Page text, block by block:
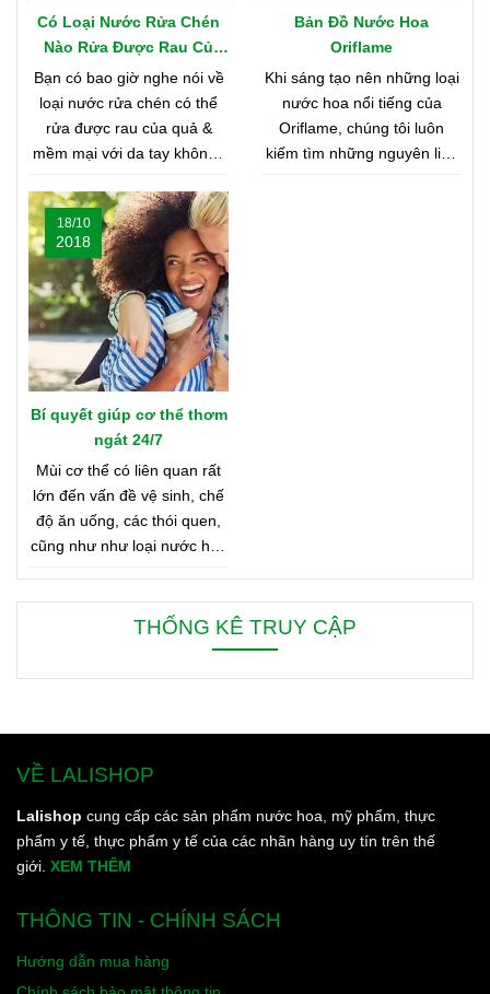
Có Loại Nước Rửa Chén
Nào Rửa Được Rau Củ
Quả & Mềm Mại Với Da
Tay?
Bạn có bao giờ nghe nói về
loại nước rửa chén có thể
rửa được rau của quả &
mềm mại với da tay không?
bạn hãy cùng shop tìm hiểu
nhé
Bản Đồ Nước Hoa
Oriflame
Khi sáng tạo nên những loại
nước hoa nổi tiếng của
Oriflame, chúng tôi luôn
kiếm tìm những nguyên liệu
Bí quyết giúp cơ thể thơm
ngát 24/7
18/10
2018
Mùi cơ thể có liên quan rất
lớn đến vấn đề vệ sinh, chế
độ ăn uống, các thói quen,
cũng như như loại nước hoa
cơ thể thơm ngát từ sáng
đến tối, từ đầu đến chân.
THỐNG KÊ TRUY CẬP
VỀ LALISHOP
Lalishop cung cấp các sản phẩm nước hoa, mỹ phẩm, thực
phẩm y tế, thực phẩm y tế của các nhãn hàng uy tín trên thế
giới. XEM THÊM
THÔNG TIN - CHÍNH SÁCH
Hướng dẫn mua hàng